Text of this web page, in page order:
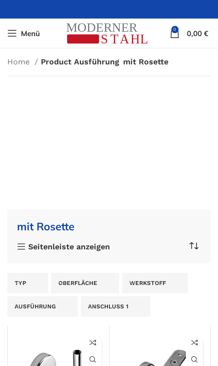
Menü 0 0,00 €
Home Product Ausführung mit Rosette
mit Rosette
Seitenleiste anzeigen
TYP OBERFLÄCHE WERKSTOFF
AUSFÜHRUNG ANSCHLUSS 1